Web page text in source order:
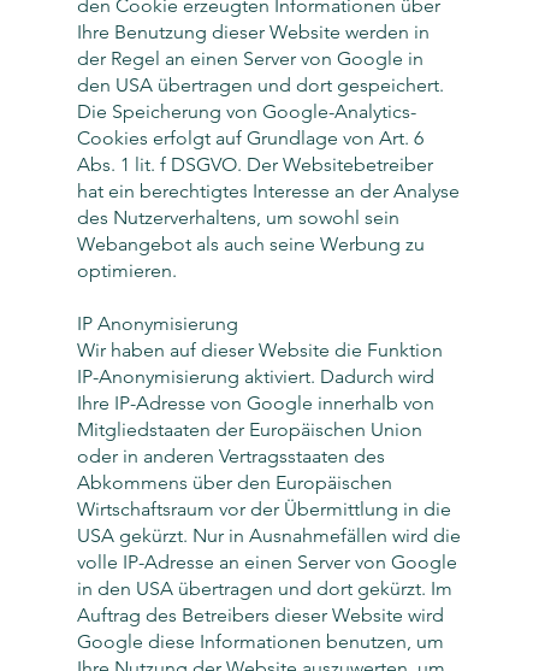
den Cookie erzeugten Informationen über
Ihre Benutzung dieser Website werden in
der Regel an einen Server von Google in
den USA übertragen und dort gespeichert.
Die Speicherung von Google-Analytics-
Cookies erfolgt auf Grundlage von Art. 6
Abs. 1 lit. f DSGVO. Der Websitebetreiber
hat ein berechtigtes Interesse an der Analyse
des Nutzerverhaltens, um sowohl sein
Webangebot als auch seine Werbung zu
optimieren.
IP Anonymisierung
Wir haben auf dieser Website die Funktion
IP-Anonymisierung aktiviert. Dadurch wird
Ihre IP-Adresse von Google innerhalb von
Mitgliedstaaten der Europäischen Union
oder in anderen Vertragsstaaten des
Abkommens über den Europäischen
Wirtschaftsraum vor der Übermittlung in die
USA gekürzt. Nur in Ausnahmefällen wird die
volle IP-Adresse an einen Server von Google
in den USA übertragen und dort gekürzt. Im
Auftrag des Betreibers dieser Website wird
Google diese Informationen benutzen, um